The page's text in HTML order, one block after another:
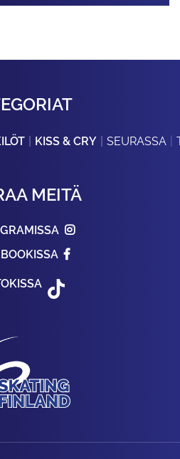
KISS & CRY SEURASSA
MEITÄ